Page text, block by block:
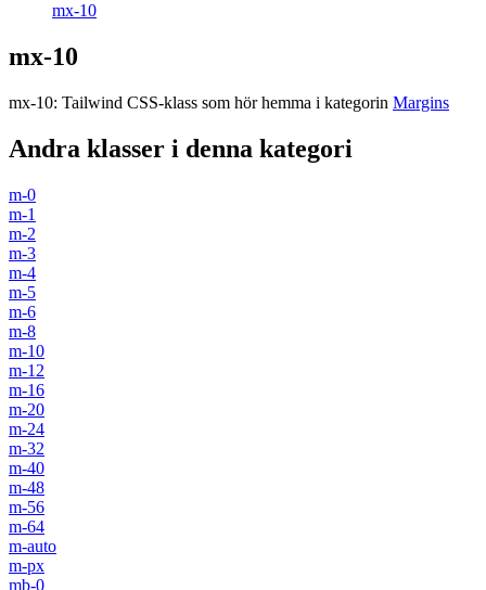
mx-10
mx-10
mx-10: Tailwind CSS-klass som hör hemma i kategorin Margins
Andra klasser i denna kategori
m-0
m-1
m-2
m-3
m-4
m-5
m-6
m-8
m-10
m-12
m-16
m-20
m-24
m-32
m-40
m-48
m-56
m-64
m-auto
m-px
mb-0